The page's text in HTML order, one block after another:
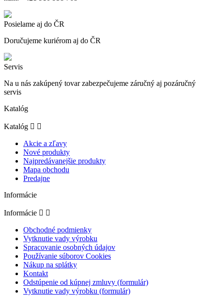
Posielame aj do ČR
Doručujeme kuriérom aj do ČR
Servis
Na u nás zakúpený tovar zabezpečujeme záručný aj pozáručný
servis
Katalóg
Katalóg  
Akcie a zľavy
Nové produkty
Najpredávanejšie produkty
Mapa obchodu
Predajne
Informácie
Informácie  
Obchodné podmienky
Vytknutie vady výrobku
Spracovanie osobných údajov
Používanie súborov Cookies
Nákup na splátky
Kontakt
Odstúpenie od kúpnej zmluvy (formulár)
Vytknutie vady výrobku (formulár)